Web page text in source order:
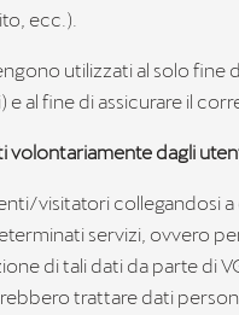
ecc.).
utilizzati al solo fine
e al fine di assicurare il
volontariamente dagli
visitatori collegandosi
servizi, ovvero
di tali dati da parte di
trattare dati